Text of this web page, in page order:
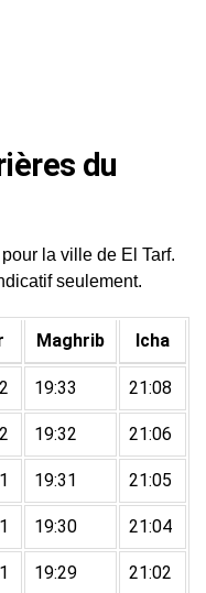
du
pour la ville de El Tarf.
seulement.
Maghrib Icha
19:33 21:08
19:32 21:06
19:31 21:05
19:30 21:04
19:29 21:02